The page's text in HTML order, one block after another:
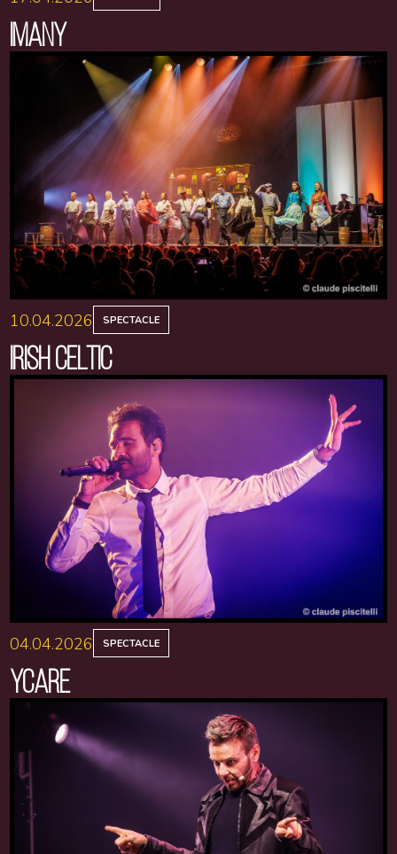
IMANY
10.04.2026 SPECTACLE
IRISH CELTIC
04.04.2026 SPECTACLE
YCARE